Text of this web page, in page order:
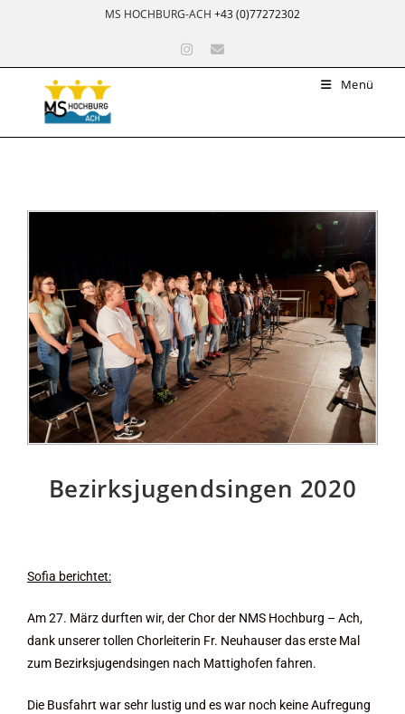
MS HOCHBURG-ACH +43 (0)77272302
Menü
Bezirksjugendsingen 2020
Sofia berichtet:
Am 27. März durften wir, der Chor der NMS Hochburg – Ach,
dank unserer tollen Chorleiterin Fr. Neuhauser das erste Mal
zum Bezirksjugendsingen nach Mattighofen fahren.
Die Busfahrt war sehr lustig und es war noch keine Aufregung